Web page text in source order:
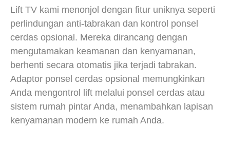
Lift TV kami menonjol dengan fitur uniknya seperti
perlindungan anti-tabrakan dan kontrol ponsel
cerdas opsional. Mereka dirancang dengan
mengutamakan keamanan dan kenyamanan,
berhenti secara otomatis jika terjadi tabrakan.
Adaptor ponsel cerdas opsional memungkinkan
Anda mengontrol lift melalui ponsel cerdas atau
sistem rumah pintar Anda, menambahkan lapisan
kenyamanan modern ke rumah Anda.